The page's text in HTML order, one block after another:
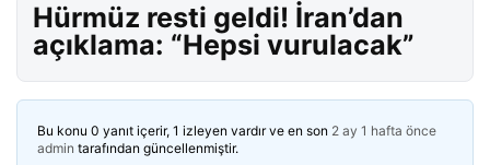
Hürmüz resti geldi! İran’dan
açıklama: “Hepsi vurulacak”
Bu konu 0 yanıt içerir, 1 izleyen vardır ve en son 2 ay 1 hafta önce
admin tarafından güncellenmiştir.